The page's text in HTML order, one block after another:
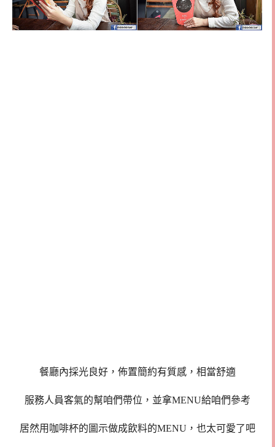
餐廳內採光良好，佈置簡約有質感，相當舒適
服務人員客氣的幫咱們帶位，並拿MENU給咱們參考
居然用咖啡杯的圖示做成飲料的MENU，也太可愛了吧